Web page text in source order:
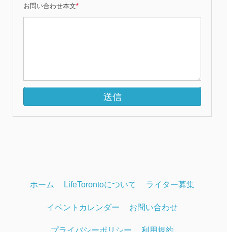
お問い合わせ本文*
ホーム LifeTorontoについて ライター募集
イベントカレンダー お問い合わせ
プライバシーポリシー 利用規約